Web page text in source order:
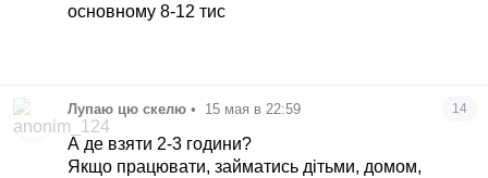
основному 8-12 тис
Лупаю цю скелю • 15 мая в 22:59 14
А де взяти 2-3 години?
Якщо працювати, займатись дітьми, домом,